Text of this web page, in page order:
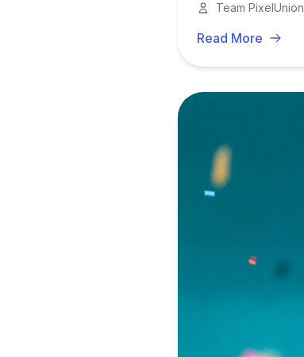
Team PixelUnion
Read More